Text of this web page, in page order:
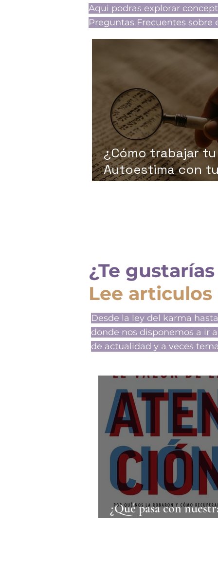
Aqui podras explorar
Preguntas Frecuentes sobre
¿Cómo trabajar tu
Autoestima con
Registros
¿Te
Lee
Desde la ley del karma
donde nos disponemos a ir
de actualidad y a veces
¿Qué pasa con